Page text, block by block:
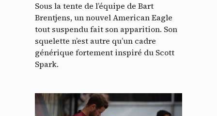
Sous la tente de l’équipe de Bart
Brentjens, un nouvel American Eagle
tout suspendu fait son apparition. Son
squelette n’est autre qu’un cadre
générique fortement inspiré du Scott
Spark.